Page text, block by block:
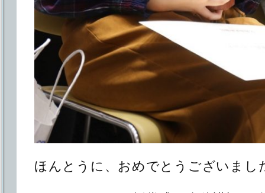
ほんとうに、おめでとうございまし